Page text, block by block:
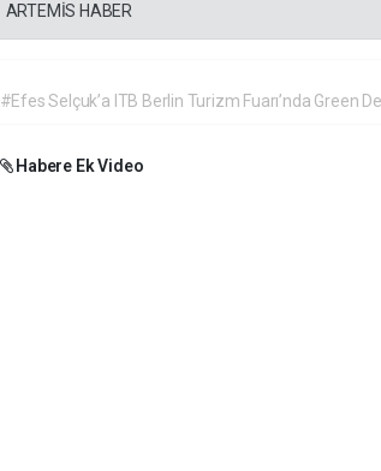
ARTEMİS HABER
#Efes Selçuk’a ITB Berlin Turizm Fuarı’nda Green
Habere Ek Video